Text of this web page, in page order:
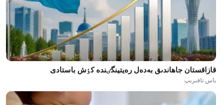
قازاقستان جاھاندىق بەدەل رەيتينگٸندە كٶش باستادى
باس تاقىرىپ